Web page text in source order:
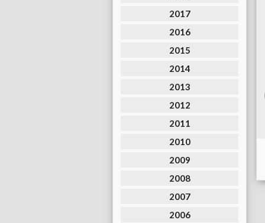
2017
2016
2015
2014
2013
2012
2011
2010
2009
2008
2007
2006